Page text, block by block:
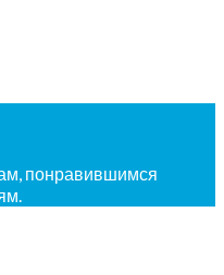
понравившимся